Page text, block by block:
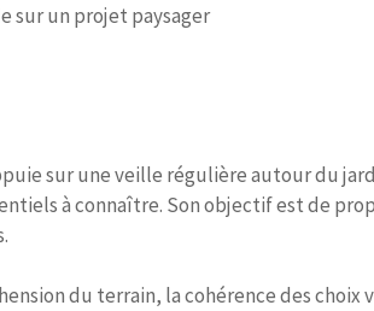
sur un projet paysager
sur une veille régulière autour du
à connaître. Son objectif est de
du terrain, la cohérence des